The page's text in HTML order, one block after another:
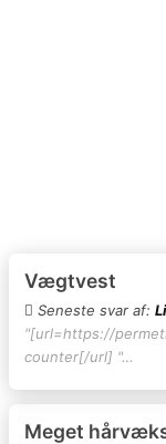
Vægtvest
Seneste svar af:
"[url=https://
counter[/url] "…
Meget